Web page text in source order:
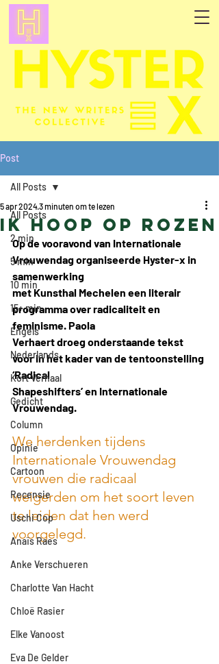
Post
All Posts
2 min
5 min
10 min
15+ min
Engels
Nederlands
Kort Verhaal
Gedicht
Column
Opinie
Cartoon
Recensie
Uschi Cop
Anaïs Raes
Anke Verschueren
Charlotte Van Hacht
Chloë Rasier
Elke Vanoost
Eva De Gelder
All Posts
Ik hoop op rozen
5 apr 20243 minuten om te lezen
Op de vooravond van Internationale
Vrouwendag organiseerde Hyster-x in
samenwerking
met Kunsthal Mechelen een literair
programma over radicaliteit en
feminisme. Paola
Verhaert droeg onderstaande tekst
voor in het kader van de tentoonstelling
‘Radical
Shapeshifters’ en Internationale
Vrouwendag.
We herdenken tijdens
Internationale Vrouwendag
vrouwen die radicaal
weigerden om het soort leven
te leiden dat hen werd
voorgelegd.